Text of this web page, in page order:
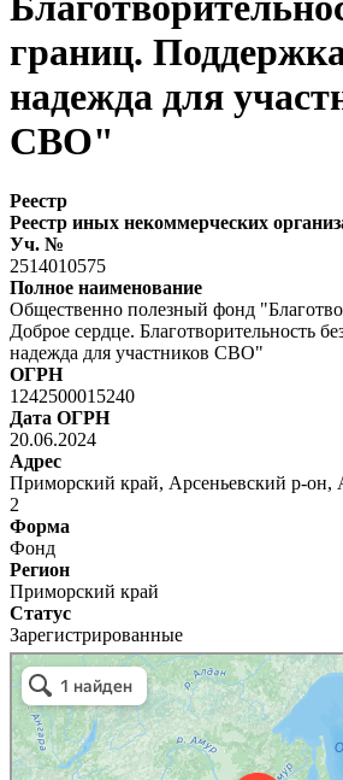
границ.
надежда для
СВО"
Реестр
Реестр иных некоммерческих
Уч. №
2514010575
Полное наименование
Общественно полезный фонд
Доброе сердце. Благотворительность
надежда для участников СВО"
ОГРН
1242500015240
Дата ОГРН
20.06.2024
Адрес
Приморский край, Арсеньевский р-он,
2
Форма
Фонд
Регион
Приморский край
Статус
Зарегистрированные